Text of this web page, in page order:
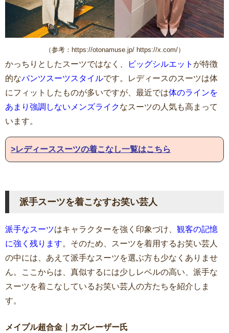
（参考：https://otonamuse.jp/ https://x.com/）
かっちりとしたスーツではなく、 ビッグシルエット が特徴
的なパンツスーツスタイルです。レディースのスーツは体
にフィットしたものが多いですが、最近では体のラインを
あまり強調しないメンズライクなスーツの人気も高まって
います。
>レディーススーツの着こなし一覧はこちら
派手スーツを着こなすお笑い芸人
派手なスーツはキャラクターを強く印象づけ、 観客の記憶
に強く残ります。そのため、スーツを着用するお笑い芸人
の中には、あえて派手なスーツを選ぶ方も少なくありませ
ん。ここからは、真似するには少しレベルの高い、派手な
スーツを着こなしているお笑い芸人の方たちを紹介しま
す。
メイプル超合金｜カズレーザー氏